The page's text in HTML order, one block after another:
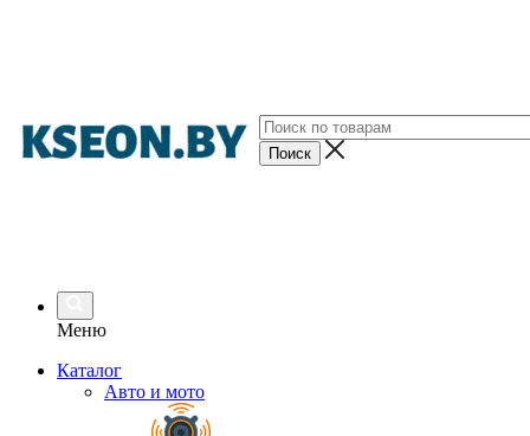
Меню
Каталог
Авто и мото